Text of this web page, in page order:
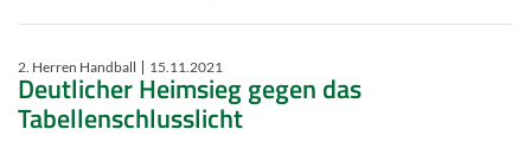
2. Herren Handball 15.11.2021
Deutlicher Heimsieg gegen das
Tabellenschlusslicht